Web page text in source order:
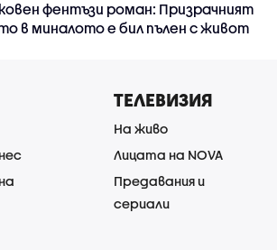
фентъзи роман: Призрачният
в миналото е бил пълен с живот
ТЕЛЕВИЗИЯ
На живо
Лицата на NOVA
Предавания и
сериали